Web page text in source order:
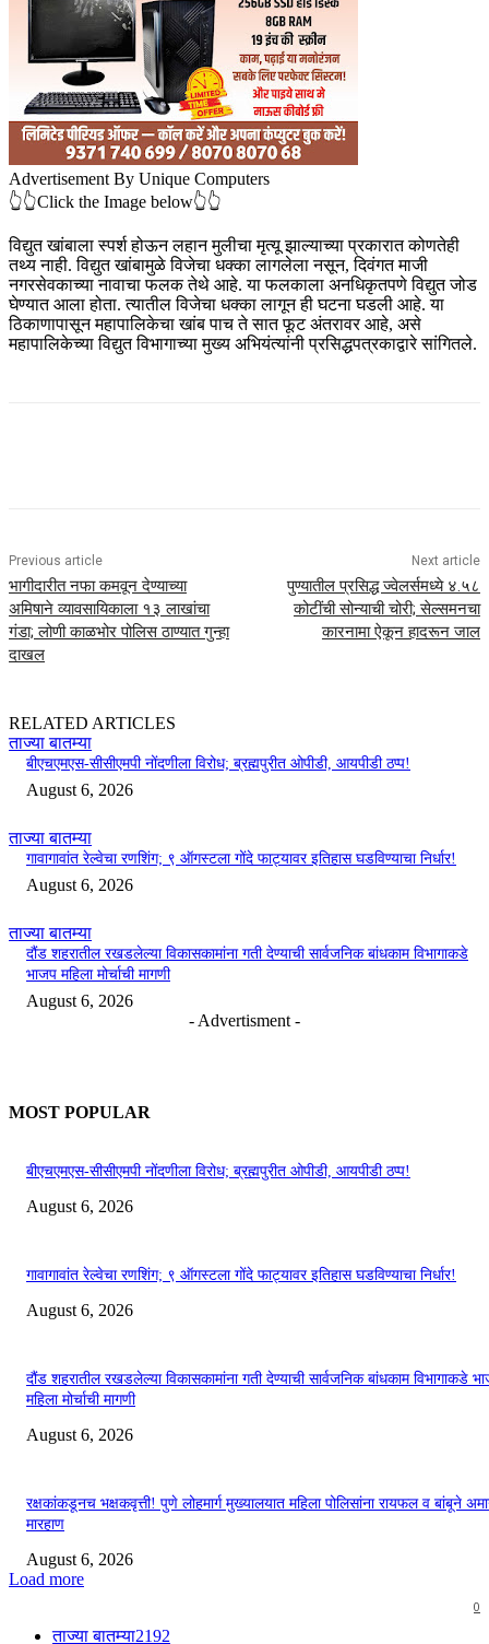
Advertisement By Unique Computers
👆👆Click the Image below👆👆
विद्युत खांबाला स्पर्श होऊन लहान मुलीचा मृत्यू झाल्याच्या प्रकारात कोणतेही
तथ्य नाही. विद्युत खांबामुळे विजेचा धक्का लागलेला नसून, दिवंगत माजी
नगरसेवकाच्या नावाचा फलक तेथे आहे. या फलकाला अनधिकृतपणे विद्युत जोड
घेण्यात आला होता. त्यातील विजेचा धक्का लागून ही घटना घडली आहे. या
ठिकाणापासून महापालिकेचा खांब पाच ते सात फूट अंतरावर आहे, असे
महापालिकेच्या विद्युत विभागाच्या मुख्य अभियंत्यांनी प्रसिद्धपत्रकाद्वारे सांगितले.
Previous article
भागीदारीत नफा कमवून देण्याच्या
अमिषाने व्यावसायिकाला १३ लाखांचा
गंडा; लोणी काळभोर पोलिस ठाण्यात गुन्हा
दाखल
Next article
पुण्यातील प्रसिद्ध ज्वेलर्समध्ये ४.५८
कोटींची सोन्याची चोरी; सेल्समनचा
कारनामा ऐकून हादरून जाल
RELATED ARTICLES
ताज्या बातम्या
बीएचएमएस-सीसीएमपी नोंदणीला विरोध; ब्रह्मपुरीत ओपीडी, आयपीडी ठप्प!
August 6, 2026
ताज्या बातम्या
गावागावांत रेल्वेचा रणशिंग; ९ ऑगस्टला गोंदे फाट्यावर इतिहास घडविण्याचा निर्धार!
August 6, 2026
ताज्या बातम्या
दौंड शहरातील रखडलेल्या विकासकामांना गती देण्याची सार्वजनिक बांधकाम विभागाकडे
भाजप महिला मोर्चाची मागणी
August 6, 2026
- Advertisment -
MOST POPULAR
बीएचएमएस-सीसीएमपी नोंदणीला विरोध; ब्रह्मपुरीत ओपीडी, आयपीडी ठप्प!
August 6, 2026
गावागावांत रेल्वेचा रणशिंग; ९ ऑगस्टला गोंदे फाट्यावर इतिहास घडविण्याचा निर्धार!
August 6, 2026
दौंड शहरातील रखडलेल्या विकासकामांना गती देण्याची सार्वजनिक बांधकाम विभागाकडे
महिला मोर्चाची मागणी
August 6, 2026
रक्षकांकडूनच भक्षकवृत्ती! पुणे लोहमार्ग मुख्यालयात महिला पोलिसांना रायफल व बांबूने
मारहाण
August 6, 2026
Load more
0
ताज्या बातम्या2192